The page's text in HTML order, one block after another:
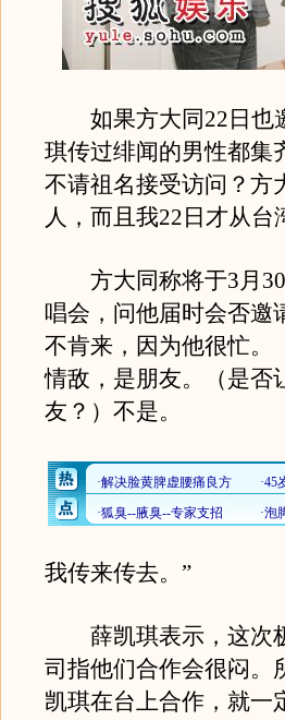
如果方大同22日也
琪传过绯闻的男性都集
不请祖名接受访问？方
人，而且我22日才从台
方大同称将于3月30
唱会，问他届时会否邀
不肯来，因为他很忙。
情敌，是朋友。（是否
友？）不是。
我传来传去。”
薛凯琪表示，这次
司指他们合作会很闷。
凯琪在台上合作，就一